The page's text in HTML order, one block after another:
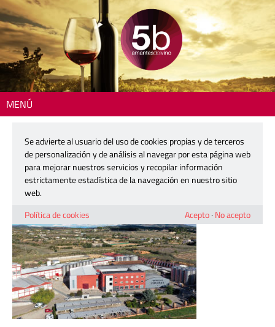
MENÚ
default
14 enero, 2026
Se advierte al usuario del uso de cookies propias y de terceros
de personalización y de análisis al navegar por esta página web
para mejorar nuestros servicios y recopilar información
estrictamente estadística de la navegación en nuestro sitio
web.
Política de cookies
Acepto· No acepto